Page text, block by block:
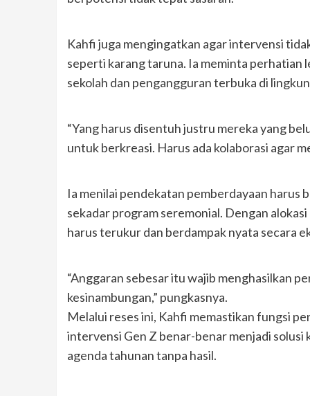
Kahfi juga mengingatkan agar intervensi
seperti karang taruna. Ia meminta perhatian
sekolah dan pengangguran terbuka di
“Yang harus disentuh justru mereka yang
untuk berkreasi. Harus ada kolaborasi agar
Ia menilai pendekatan pemberdayaan harus
sekadar program seremonial. Dengan
harus terukur dan berdampak nyata secara
“Anggaran sebesar itu wajib menghasilkan
kesinambungan,” pungkasnya.
Melalui reses ini, Kahfi memastikan fungsi
intervensi Gen Z benar-benar menjadi solusi
agenda tahunan tanpa hasil.